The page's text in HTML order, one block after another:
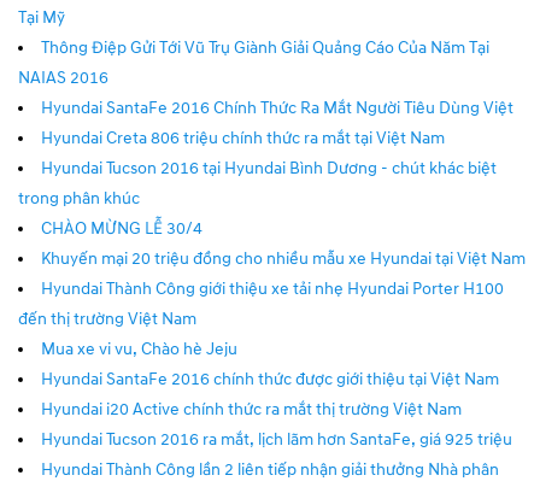
Tại Mỹ
Thông Điệp Gửi Tới Vũ Trụ Giành Giải Quảng Cáo Của Năm Tại
NAIAS 2016
Hyundai SantaFe 2016 Chính Thức Ra Mắt Người Tiêu Dùng Việt
Hyundai Creta 806 triệu chính thức ra mắt tại Việt Nam
Hyundai Tucson 2016 tại Hyundai Bình Dương - chút khác biệt
trong phân khúc
CHÀO MỪNG LỄ 30/4
Khuyến mại 20 triệu đồng cho nhiều mẫu xe Hyundai tại Việt Nam
Hyundai Thành Công giới thiệu xe tải nhẹ Hyundai Porter H100
đến thị trường Việt Nam
Mua xe vi vu, Chào hè Jeju
Hyundai SantaFe 2016 chính thức được giới thiệu tại Việt Nam
Hyundai i20 Active chính thức ra mắt thị trường Việt Nam
Hyundai Tucson 2016 ra mắt, lịch lãm hơn SantaFe, giá 925 triệu
Hyundai Thành Công lần 2 liên tiếp nhận giải thưởng Nhà phân